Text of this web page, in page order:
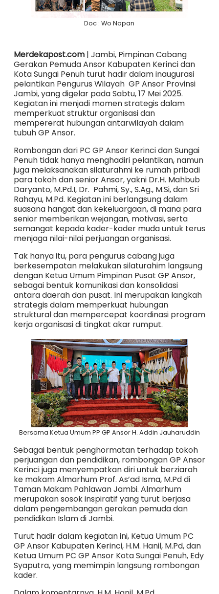
Doc : Wo Nopan
Merdekapost.com| Jambi, Pimpinan Cabang
Gerakan Pemuda Ansor Kabupaten Kerinci dan
Kota Sungai Penuh turut hadir dalam inaugurasi
pelantikan Pengurus Wilayah GP Ansor Provinsi
Jambi, yang digelar pada Sabtu, 17 Mei 2025.
Kegiatan ini menjadi momen strategis dalam
memperkuat struktur organisasi dan
mempererat hubungan antarwilayah dalam
tubuh GP Ansor.
Rombongan dari PC GP Ansor Kerinci dan Sungai
Penuh tidak hanya menghadiri pelantikan, namun
juga melaksanakan silaturahmi ke rumah pribadi
para tokoh dan senior Ansor, yakni Dr.H. Mahbub
Daryanto, M.Pd.I, Dr. Pahmi, Sy., S.Ag., M.Si, dan Sri
Rahayu, M.Pd. Kegiatan ini berlangsung dalam
suasana hangat dan kekeluargaan, di mana para
senior memberikan wejangan, motivasi, serta
semangat kepada kader-kader muda untuk terus
menjaga nilai-nilai perjuangan organisasi.
Tak hanya itu, para pengurus cabang juga
berkesempatan melakukan silaturahim langsung
dengan Ketua Umum Pimpinan Pusat GP Ansor,
sebagai bentuk komunikasi dan konsolidasi
antara daerah dan pusat. Ini merupakan langkah
strategis dalam memperkuat hubungan
struktural dan mempercepat koordinasi program
kerja organisasi di tingkat akar rumput.
Bersama Ketua Umum PP GP Ansor H. Addin Jauharuddin
Sebagai bentuk penghormatan terhadap tokoh
perjuangan dan pendidikan, rombongan GP Ansor
Kerinci juga menyempatkan diri untuk berziarah
ke makam Almarhum Prof. As’ad Isma, M.Pd di
Taman Makam Pahlawan Jambi. Almarhum
merupakan sosok inspiratif yang turut berjasa
dalam pengembangan gerakan pemuda dan
pendidikan Islam di Jambi.
Turut hadir dalam kegiatan ini, Ketua Umum PC
GP Ansor Kabupaten Kerinci, H.M. Hanil, M.Pd, dan
Ketua Umum PC GP Ansor Kota Sungai Penuh, Edy
Syaputra, yang memimpin langsung rombongan
kader.